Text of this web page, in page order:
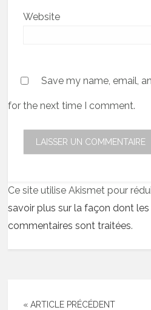
Website
Save my name, email,
for the next time I comment.
Ce site utilise Akismet pour
savoir plus sur la façon dont
commentaires sont traitées.
« ARTICLE PRÉCÉDENT